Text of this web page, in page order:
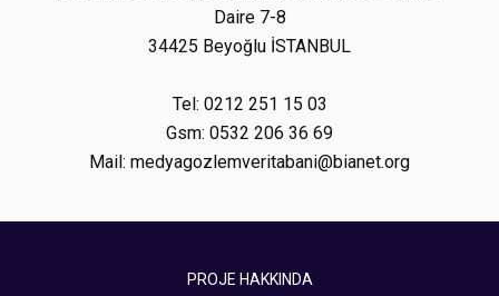
Daire 7-8
34425 Beyoğlu İSTANBUL
Tel: 0212 251 15 03
Gsm: 0532 206 36 69
Mail: medyagozlemveritabani@bianet.org
PROJE HAKKINDA